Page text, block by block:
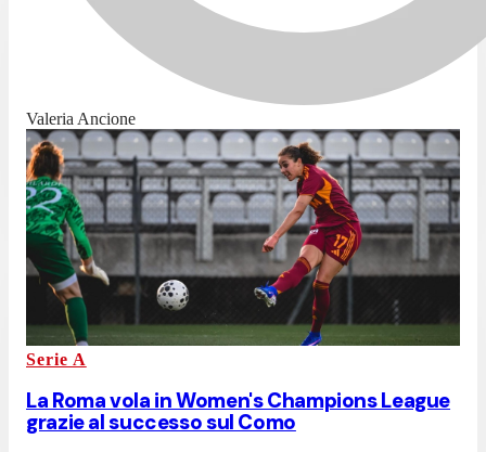
Valeria Ancione
Serie A
La Roma vola in Women's Champions League
grazie al successo sul Como